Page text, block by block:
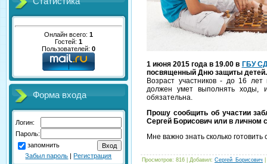
Онлайн всего: 1
Гостей: 1
Пользователей: 0
Форма входа
Логин:
Пароль:
запомнить
Забыл пароль |Регистрация
1 июня 2015 года в 19.00 в ГБУ
посвященный Дню защиты детей.
Возраст участников - до 16 лет
должен умет выполнять ходы,
обязательна.
Прошу сообщить об участии
Сергей Борисович или в личном
Мне важно знать сколько готовить
Просмотров: 816 | Добавил: Сергей_Борисович